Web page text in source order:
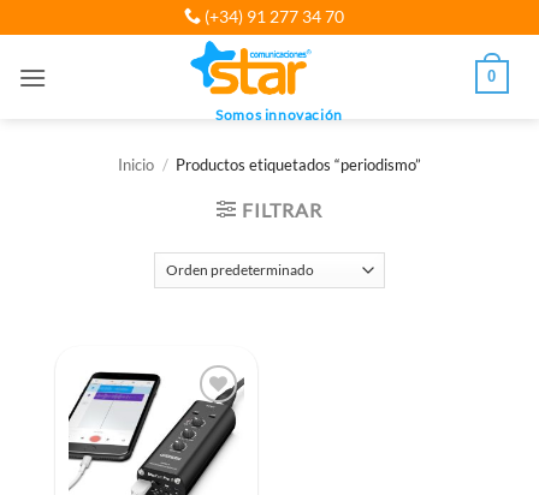
al
(+34) 91 277 34 70
Somos innovación
0
Inicio / Productos etiquetados “periodismo”
FILTRAR